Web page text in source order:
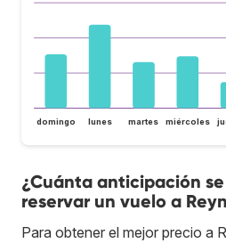
domingo lunes martes miércoles
¿Cuánta anticipación
reservar un vuelo a
Para obtener el mejor precio a